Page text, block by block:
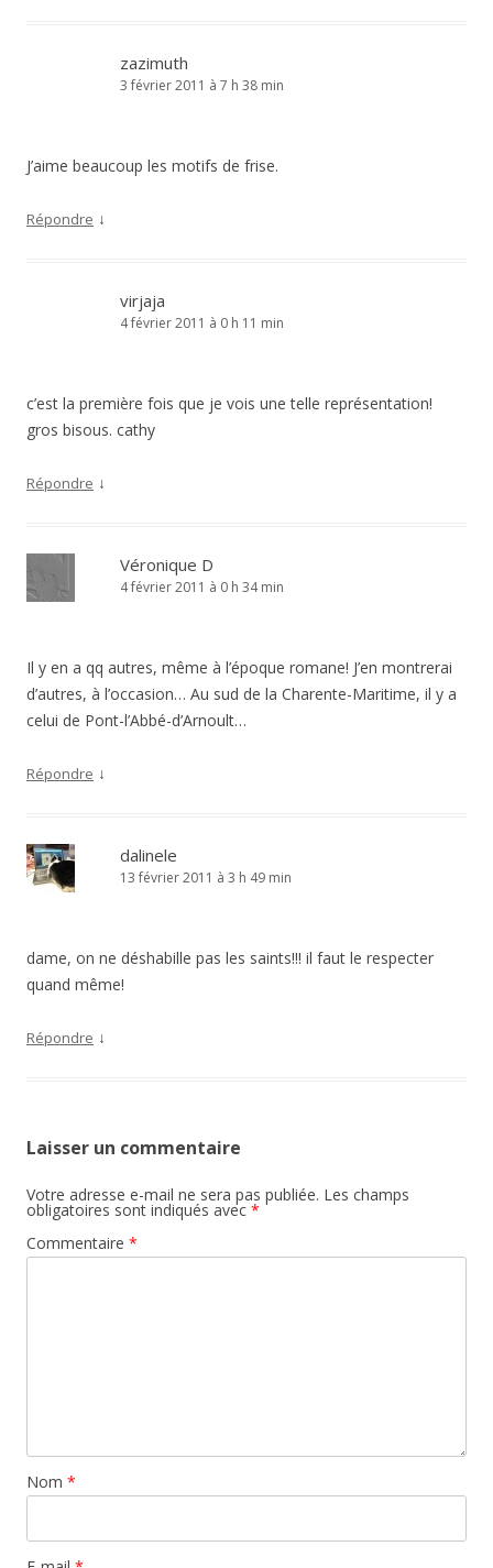
zazimuth
3 février 2011 à 7 h 38 min
J’aime beaucoup les motifs de frise.
Répondre ↓
virjaja
4 février 2011 à 0 h 11 min
c’est la première fois que je vois une telle représentation!
gros bisous. cathy
Répondre ↓
Véronique D
4 février 2011 à 0 h 34 min
Il y en a qq autres, même à l’époque romane! J’en montrerai
d’autres, à l’occasion… Au sud de la Charente-Maritime, il y a
celui de Pont-l’Abbé-d’Arnoult…
Répondre ↓
dalinele
13 février 2011 à 3 h 49 min
dame, on ne déshabille pas les saints!!! il faut le respecter
quand même!
Répondre ↓
Laisser un commentaire
Votre adresse e-mail ne sera pas publiée. Les champs
obligatoires sont indiqués avec *
Commentaire *
Nom *